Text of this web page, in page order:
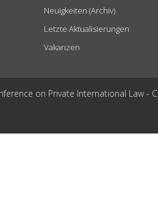
Neuigkeiten (Archiv)
Letzte Aktualisierungen
Vakanzen
on Private International Law -